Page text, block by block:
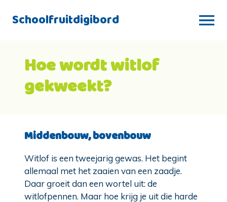
Schoolfruitdigibord
Hoe wordt witlof
gekweekt?
Middenbouw, bovenbouw
Witlof is een tweejarig gewas. Het begint
allemaal met het zaaien van een zaadje.
Daar groeit dan een wortel uit: de
witlofpennen. Maar hoe krijg je uit die harde